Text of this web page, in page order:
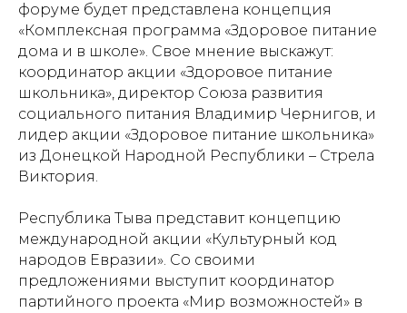
форуме будет представлена концепция
«Комплексная программа «Здоровое питание
дома и в школе». Свое мнение выскажут:
координатор акции «Здоровое питание
школьника», директор Союза развития
социального питания Владимир Чернигов, и
лидер акции «Здоровое питание школьника»
из Донецкой Народной Республики – Стрела
Виктория.
Республика Тыва представит концепцию
международной акции «Культурный код
народов Евразии». Со своими
предложениями выступит координатор
партийного проекта «Мир возможностей» в